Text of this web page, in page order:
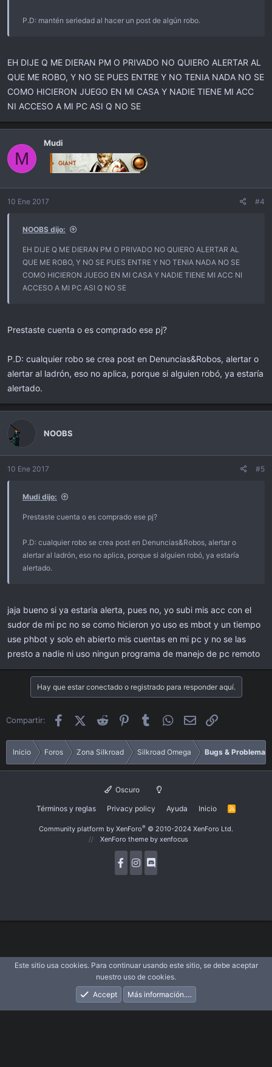
P.D: mantén seriedad al hacer un post de algún robo.
EH DIJE Q ME DIERAN PM O PRIVADO NO QUIERO ALERTAR AL
QUE ME ROBO, Y NO SE PUES ENTRE Y NO TENIA NADA NO SE
COMO HICIERON JUEGO EN MI CASA Y NADIE TIENE MI ACC
NI ACCESO A MI PC ASI Q NO SE
M
Mudi
10 Ene 2017 #4
NOOBS dijo:
EH DIJE Q ME DIERAN PM O PRIVADO NO QUIERO ALERTAR AL
QUE ME ROBO, Y NO SE PUES ENTRE Y NO TENIA NADA NO SE
COMO HICIERON JUEGO EN MI CASA Y NADIE TIENE MI ACC NI
ACCESO A MI PC ASI Q NO SE
Prestaste cuenta o es comprado ese pj?
P.D: cualquier robo se crea post en Denuncias&Robos, alertar o
alertar al ladrón, eso no aplica, porque si alguien robó, ya estaría
alertado.
NOOBS
10 Ene 2017 #5
Mudi dijo:
Prestaste cuenta o es comprado ese pj?
P.D: cualquier robo se crea post en Denuncias&Robos, alertar o
alertar al ladrón, eso no aplica, porque si alguien robó, ya estaría
alertado.
jaja bueno si ya estaria alerta, pues no, yo subi mis acc con el
sudor de mi pc no se como hicieron yo uso es mbot y un tiempo
use phbot y solo eh abierto mis cuentas en mi pc y no se las
presto a nadie ni uso ningun programa de manejo de pc remoto
Hay que estar conectado o registrado para responder aquí.
Compartir: FacebookX (Twitter)
Reddit PinterestTumblr WhatsApp
Email
Inicio Foros Zona Silkroad Silkroad Omega Bugs & Problemas
Oscuro
Términos y reglas Privacy policy Ayuda Inicio
R
Community platform by XenForo® © 2010-2024 XenForo Ltd.
XenForo theme by xenfocus
Novedades Acceder Registrarse
Este sitio usa cookies. Para continuar usando este sitio, se debe aceptar
nuestro uso de cookies.
Accept
Más información.…